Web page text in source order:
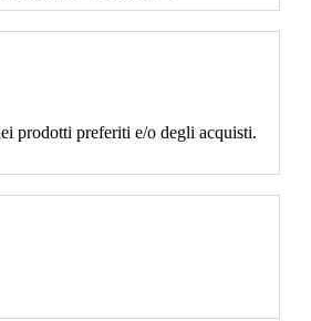
prodotti preferiti e/o degli acquisti.